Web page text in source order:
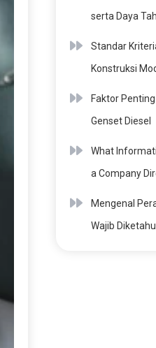
serta Daya
Standar
Konstruksi
Faktor
Genset Diesel
What
a Company
Mengenal
Wajib